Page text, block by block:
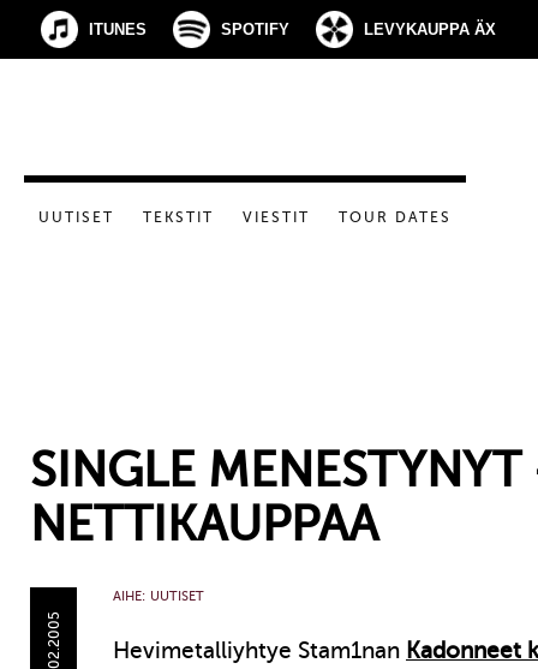
ITUNES SPOTIFY LEVYKAUPPA ÄX
UUTISET TEKSTIT VIESTIT TOUR DATES
SINGLE MENESTYNYT
NETTIKAUPPAA
06.02.2005
AIHE: UUTISET
Hevimetalliyhtye Stam1nan Kadonneet